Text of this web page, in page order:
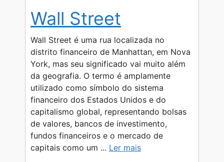
s
A
p
p
g
r
a
m
e
n
g
e
r
b
o
o
k
i
n
k
Wall Street
Wall Street é uma rua localizada no
distrito financeiro de Manhattan, em Nova
York, mas seu significado vai muito além
da geografia. O termo é amplamente
utilizado como símbolo do sistema
financeiro dos Estados Unidos e do
capitalismo global, representando bolsas
de valores, bancos de investimento,
fundos financeiros e o mercado de
capitais como um ... Ler mais